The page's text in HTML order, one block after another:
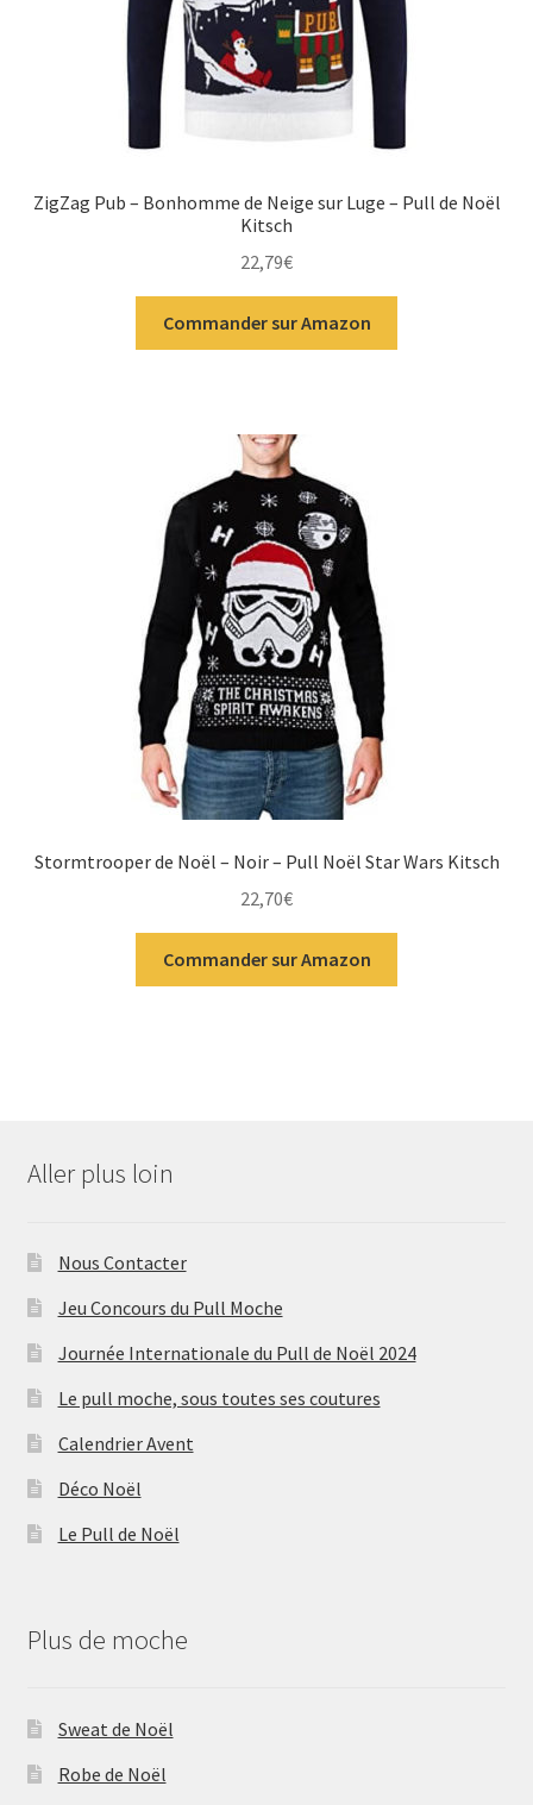
ZigZag Pub – Bonhomme de Neige sur Luge – Pull de Noël
Kitsch
22,79€
Commander sur Amazon
Stormtrooper de Noël – Noir – Pull Noël Star Wars Kitsch
22,70€
Commander sur Amazon
Aller plus loin
Nous Contacter
Jeu Concours du Pull Moche
Journée Internationale du Pull de Noël 2024
Le pull moche, sous toutes ses coutures
Calendrier Avent
Déco Noël
Le Pull de Noël
Plus de moche
Sweat de Noël
Robe de Noël